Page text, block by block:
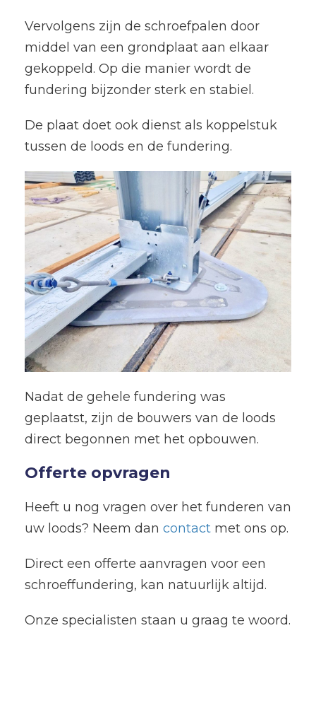
Vervolgens zijn de schroefpalen door
middel van een grondplaat aan elkaar
gekoppeld. Op die manier wordt de
fundering bijzonder sterk en stabiel.
De plaat doet ook dienst als koppelstuk
tussen de loods en de fundering.
Nadat de gehele fundering was
geplaatst, zijn de bouwers van de loods
direct begonnen met het opbouwen.
Offerte opvragen
Heeft u nog vragen over het funderen van
uw loods? Neem dan contact met ons op.
Direct een offerte aanvragen voor een
schroeffundering, kan natuurlijk altijd.
Onze specialisten staan u graag te woord.